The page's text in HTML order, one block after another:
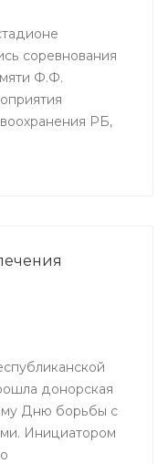
соревнования
Ф.Ф.
РБ,
Башкирский
донорская
Дню борьбы с
Инициатором